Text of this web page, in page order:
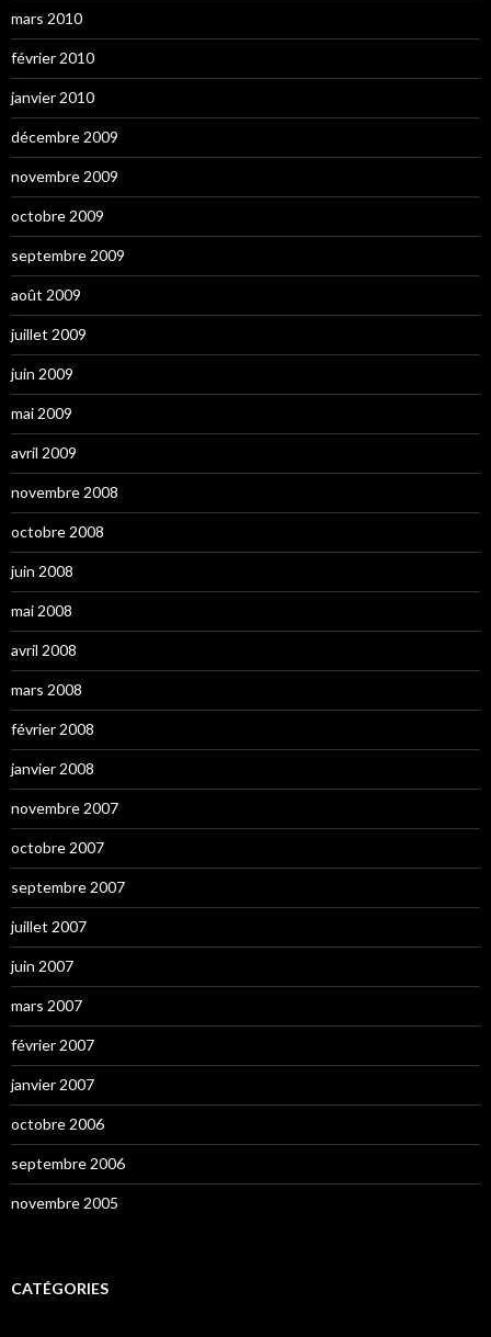
mars 2010
février 2010
janvier 2010
décembre 2009
novembre 2009
octobre 2009
septembre 2009
août 2009
juillet 2009
juin 2009
mai 2009
avril 2009
novembre 2008
octobre 2008
juin 2008
mai 2008
avril 2008
mars 2008
février 2008
janvier 2008
novembre 2007
octobre 2007
septembre 2007
juillet 2007
juin 2007
mars 2007
février 2007
janvier 2007
octobre 2006
septembre 2006
novembre 2005
CATÉGORIES